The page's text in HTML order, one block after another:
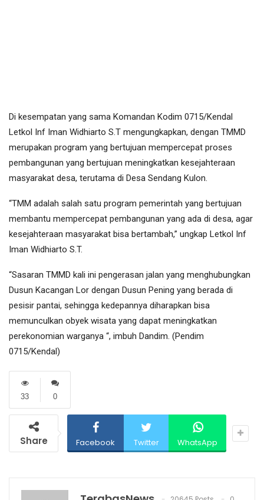
Di kesempatan yang sama Komandan Kodim 0715/Kendal
Letkol Inf Iman Widhiarto S.T mengungkapkan, dengan TMMD
merupakan program yang bertujuan mempercepat proses
pembangunan yang bertujuan meningkatkan kesejahteraan
masyarakat desa, terutama di Desa Sendang Kulon.
“TMM adalah salah satu program pemerintah yang bertujuan
membantu mempercepat pembangunan yang ada di desa, agar
kesejahteraan masyarakat bisa bertambah,” ungkap Letkol Inf
Iman Widhiarto S.T.
“Sasaran TMMD kali ini pengerasan jalan yang menghubungkan
Dusun Kacangan Lor dengan Dusun Pening yang berada di
pesisir pantai, sehingga kedepannya diharapkan bisa
memunculkan obyek wisata yang dapat meningkatkan
perekonomian warganya “, imbuh Dandim. (Pendim
0715/Kendal)
0
33
Share Facebook Twitter WhatsApp